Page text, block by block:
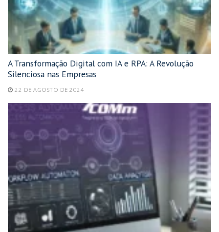
A Transformação Digital com IA e RPA: A Revolução
Silenciosa nas Empresas
22 DE AGOSTO DE 2024